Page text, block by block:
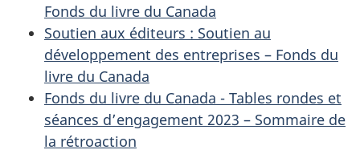
Fonds du livre du Canada
Soutien aux éditeurs : Soutien au
développement des entreprises – Fonds du
livre du Canada
Fonds du livre du Canada - Tables rondes et
séances d’engagement 2023 – Sommaire de
la rétroaction